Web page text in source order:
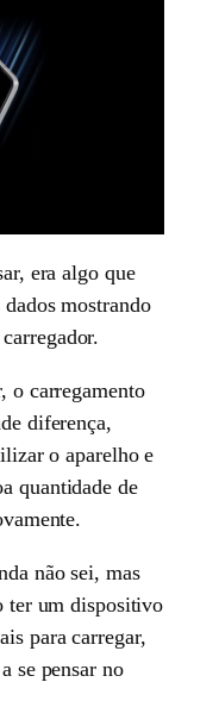
era algo que
mostrando
o carregamento
diferença,
o aparelho e
quantidade de
não sei, mas
ter um dispositivo
para carregar,
se pensar no